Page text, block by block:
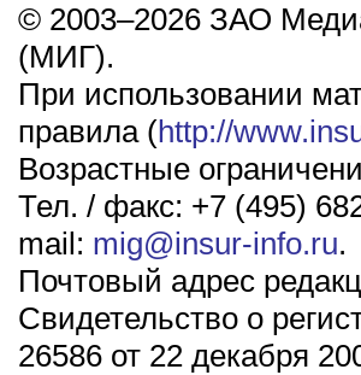
© 2003–2026 ЗАО
(МИГ).
При использовании
правила (http://
Возрастные
Тел. / факс: +7 (495)
mail: mig@insur-info.ru.
Почтовый адрес
Свидетельство о
26586 от 22 декабря